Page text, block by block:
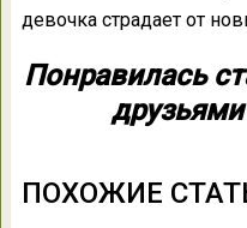
девочка страдает от
Понравилась
ПОХОЖИЕ